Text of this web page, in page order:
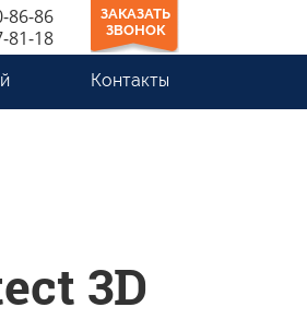
86-86
81-18
ЗАКАЗАТЬ
ЗВОНОК
Контакты
3D